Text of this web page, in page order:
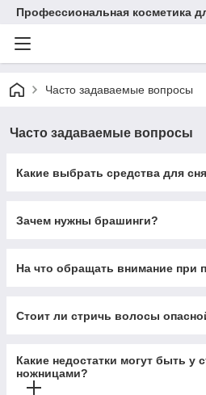
Профессиональная косметика
Часто задаваемые вопросы
Часто задаваемые вопросы
Какие выбрать средства для
Зачем нужны брашинги?
На что обращать внимание при
Стоит ли стричь волосы
Какие недостатки могут быть у
ножницами?